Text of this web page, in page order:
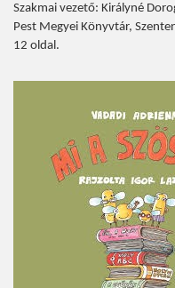
Szakmai vezető: Királyné
Pest Megyei Könyvtár,
12 oldal.